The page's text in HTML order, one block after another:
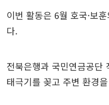
이번 활동은 6월 호국·보
다.
전북은행과 국민연금공단
태극기를 꽂고 주변 환경